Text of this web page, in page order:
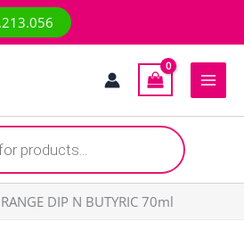
DIP N BUTYRIC 70ml